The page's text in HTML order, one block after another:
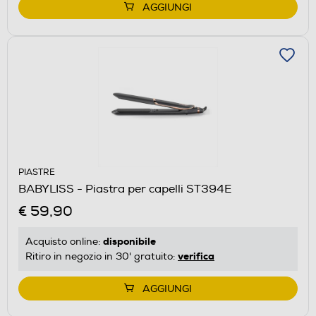
AGGIUNGI
PIASTRE
BABYLISS - Piastra per capelli ST394E
€ 59,90
Acquisto online: disponibile
Ritiro in negozio in 30' gratuito: verifica
AGGIUNGI